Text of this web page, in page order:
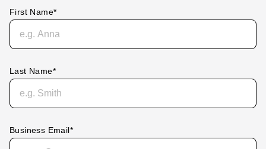
First Name*
Last Name*
Business Email*